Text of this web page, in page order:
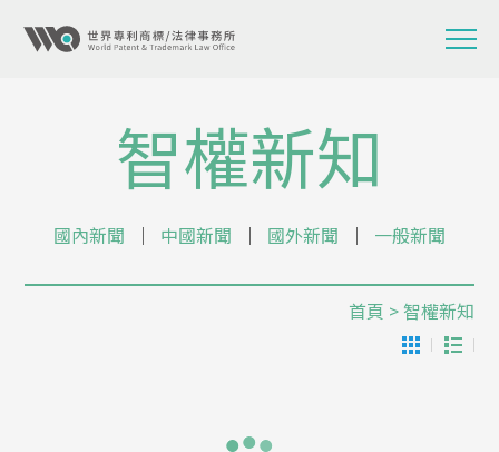
智權新知
國內新聞 │ 中國新聞 │ 國外新聞 │ 一般新聞
首頁 > 智權新知